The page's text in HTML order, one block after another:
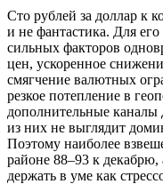
Сто рублей за доллар к
и не фантастика. Для его
сильных факторов
цен, ускоренное
смягчение валютных
резкое потепление в
дополнительные
из них не выглядит
Поэтому наиболее
районе 88–93 к декабрю,
держать в уме как